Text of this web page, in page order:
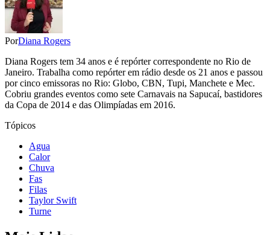
PorDiana Rogers
Diana Rogers tem 34 anos e é repórter correspondente no Rio de
Janeiro. Trabalha como repórter em rádio desde os 21 anos e passou
por cinco emissoras no Rio: Globo, CBN, Tupi, Manchete e Mec.
Cobriu grandes eventos como sete Carnavais na Sapucaí, bastidores
da Copa de 2014 e das Olimpíadas em 2016.
Tópicos
Agua
Calor
Chuva
Fas
Filas
Taylor Swift
Turne